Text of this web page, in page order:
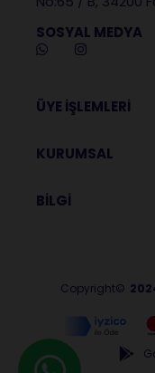
SOSYAL MEDYA
ÜYE İŞLEMLERİ
KURUMSAL
BİLGİ
Copyright©